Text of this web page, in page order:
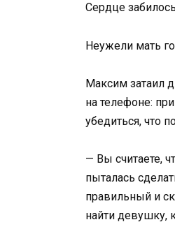
Сердце
Неужели мать
Максим затаил
на телефоне:
убедиться, что
— Вы считаете,
пыталась
правильный и
найти девушку,